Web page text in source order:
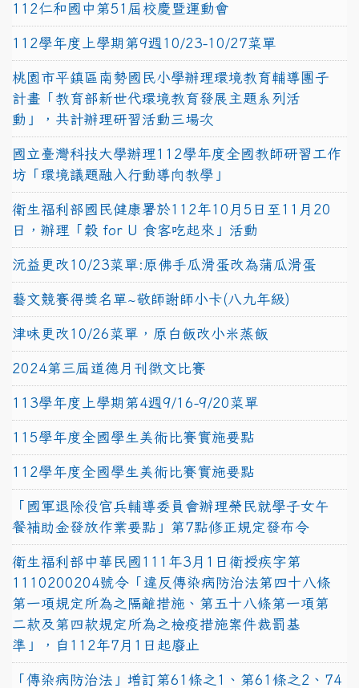
112仁和國中第51屆校慶暨運動會
112學年度上學期第9週10/23-10/27菜單
桃園市平鎮區南勢國民小學辦理環境教育輔導團子
計畫「教育部新世代環境教育發展主題系列活
動」，共計辦理研習活動三場次
國立臺灣科技大學辦理112學年度全國教師研習工作
坊「環境議題融入行動導向教學」
衛生福利部國民健康署於112年10月5日至11月20
日，辦理「穀 for U 食客吃起來」活動
沅益更改10/23菜單:原佛手瓜滑蛋改為蒲瓜滑蛋
藝文競賽得獎名單~敬師謝師小卡(八九年級)
津味更改10/26菜單，原白飯改小米蒸飯
2024第三屆道德月刊徵文比賽
113學年度上學期第4週9/16-9/20菜單
115學年度全國學生美術比賽實施要點
112學年度全國學生美術比賽實施要點
「國軍退除役官兵輔導委員會辦理榮民就學子女午
餐補助金發放作業要點」第7點修正規定發布令
衛生福利部中華民國111年3月1日衛授疾字第
1110200204號令「違反傳染病防治法第四十八條
第一項規定所為之隔離措施、第五十八條第一項第
二款及第四款規定所為之檢疫措施案件裁罰基
準」，自112年7月1日起廢止
「傳染病防治法」增訂第61條之1、第61條之2、74